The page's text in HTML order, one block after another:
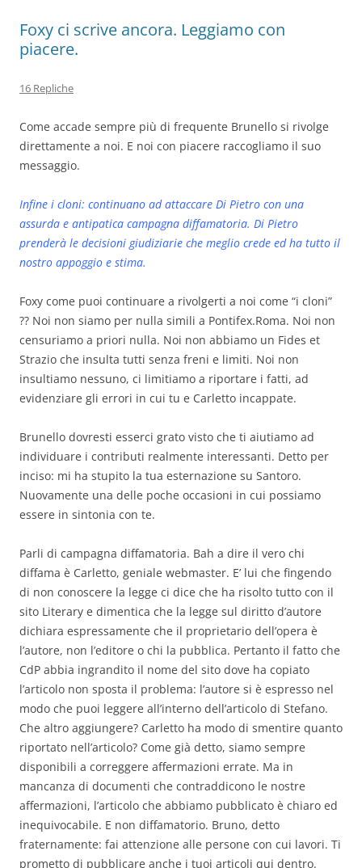
Foxy ci scrive ancora. Leggiamo con
piacere.
16 Repliche
Come accade sempre più di frequente Brunello si rivolge
direttamente a noi. E noi con piacere raccogliamo il suo
messaggio.
Infine i cloni: continuano ad attaccare Di Pietro con una
assurda e antipatica campagna diffamatoria. Di Pietro
prenderà le decisioni giudiziarie che meglio crede ed ha tutto il
nostro appoggio e stima.
Foxy come puoi continuare a rivolgerti a noi come “i cloni”
?? Noi non siamo per nulla simili a Pontifex.Roma. Noi non
censuriamo a priori nulla. Noi non abbiamo un Fides et
Strazio che insulta tutti senza freni e limiti. Noi non
insultiamo nessuno, ci limitiamo a riportare i fatti, ad
evidenziare gli errori in cui tu e Carletto incappate.
Brunello dovresti esserci grato visto che ti aiutiamo ad
individuare i contributi realmente interessanti. Detto per
inciso: mi ha stupito la tua esternazione su Santoro.
Nuovamente una delle poche occasioni in cui possiamo
essere in sintonia con te.
Parli di campagna diffamatoria. Bah a dire il vero chi
diffama è Carletto, geniale webmaster. E’ lui che fingendo
di non conoscere la legge ci dice che ha risolto tutto con il
sito Literary e dimentica che la legge sul diritto d’autore
dichiara espressamente che il proprietario dell’opera è
l’autore, non l’editore o chi la pubblica. Pertanto il fatto che
CdP abbia ingrandito il nome del sito dove ha copiato
l’articolo non sposta il problema: l’autore si è espresso nel
modo che puoi leggere all’interno dell’articolo di Stefano.
Che altro aggiungere? Carletto ha modo di smentire quanto
riportato nell’articolo? Come già detto, siamo sempre
disponibili a correggere affermazioni errate. Ma in
mancanza di documenti che contraddicono le nostre
affermazioni, l’articolo che abbiamo pubblicato è chiaro ed
inequivocabile. E non diffamatorio. Bruno, detto
fraternamente: fai attenzione alle persone con cui lavori. Ti
prometto di pubblicare anche i tuoi articoli qui dentro.